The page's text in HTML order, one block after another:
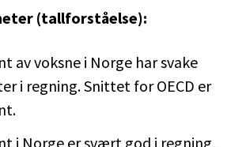
(tallforståelse):
av voksne i Norge har svake
i regning. Snittet for OECD er
i Norge er svært god i regning,